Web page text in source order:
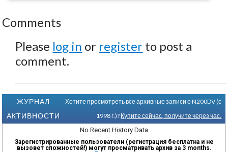
Comments
Please log in or register to post a
comment.
ЖУРНАЛ
АКТИВНОСТИ
Хотите просмотреть все архивные записи о N200DV (с
1998 г.)? Купите сейчас, получите через час.
No Recent History Data
Зарегистрированные пользователи (регистрация бесплатна и не
вызовет сложностей!) могут просматривать архив за 3 months.